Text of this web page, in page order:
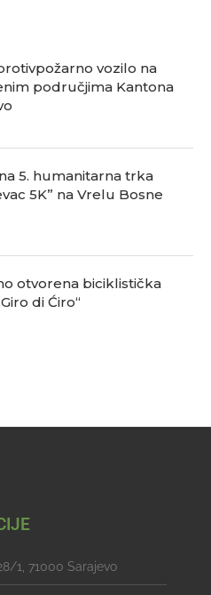
vozilo na
područjima Kantona
5. humanitarna trka
5K” na Vrelu Bosne
otvorena biciklistička
di Ćiro“
1, 71000 Sarajevo